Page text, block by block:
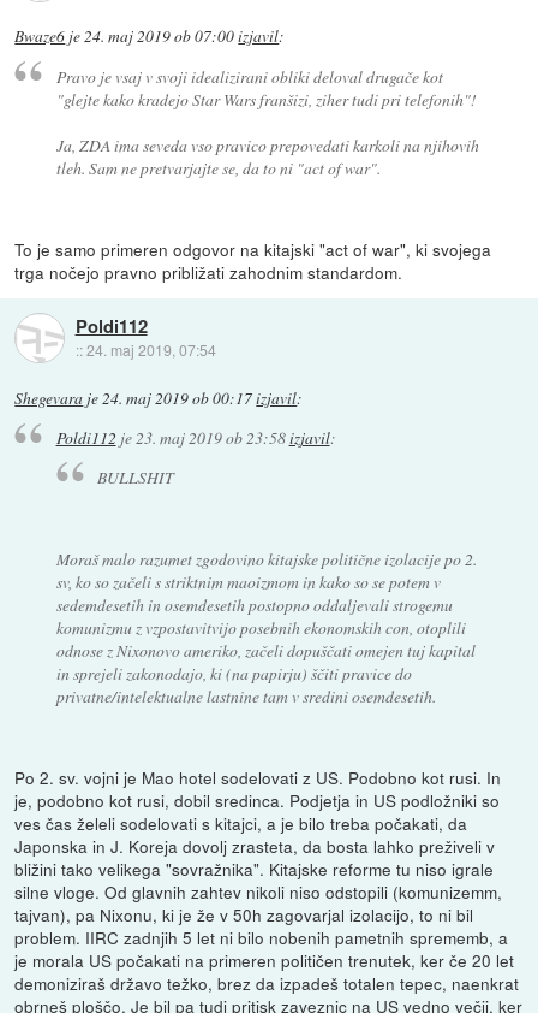
Bwaze6 je24. maj 2019 ob 07:00izjavil:
Pravo je vsaj v svoji idealizirani obliki deloval drugače kot
"glejte kako kradejo Star Wars franšizi, ziher tudi pri telefonih"!
Ja, ZDA ima seveda vso pravico prepovedati karkoli na njihovih
tleh. Sam ne pretvarjajte se, da to ni "act of war".
To je samo primeren odgovor na kitajski "act of war", ki svojega
trga nočejo pravno približati zahodnim standardom.
Poldi112
::24. maj 2019, 07:54
Shegevara je24. maj 2019 ob 00:17izjavil:
Poldi112je23. maj 2019 ob 23:58izjavil:
BULLSHIT
Moraš malo razumet zgodovino kitajske politične izolacije po 2.
sv, ko so začeli s striktnim maoizmom in kako so se potem v
sedemdesetih in osemdesetih postopno oddaljevali strogemu
komunizmu z vzpostavitvijo posebnih ekonomskih con, otoplili
odnose z Nixonovo ameriko, začeli dopuščati omejen tuj kapital
in sprejeli zakonodajo, ki (na papirju) ščiti pravice do
privatne/intelektualne lastnine tam v sredini osemdesetih.
Po 2. sv. vojni je Mao hotel sodelovati z US. Podobno kot rusi. In
je, podobno kot rusi, dobil sredinca. Podjetja in US podložniki so
ves čas želeli sodelovati s kitajci, a je bilo treba počakati, da
Japonska in J. Koreja dovolj zrasteta, da bosta lahko preživeli v
bližini tako velikega "sovražnika". Kitajske reforme tu niso igrale
silne vloge. Od glavnih zahtev nikoli niso odstopili (komunizemm,
tajvan), pa Nixonu, ki je že v 50h zagovarjal izolacijo, to ni bil
problem. IIRC zadnjih 5 let ni bilo nobenih pametnih sprememb, a
je morala US počakati na primeren političen trenutek, ker če 20 let
demoniziraš državo težko, brez da izpadeš totalen tepec, naenkrat
obrneš ploščo. Je bil pa tudi pritisk zaveznic na US vedno večji, ker